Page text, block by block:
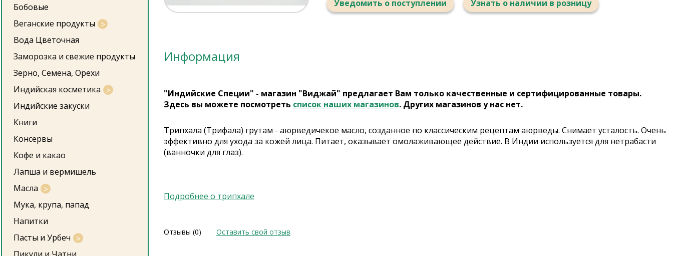
Бобовые
Веганские продукты
Вода Цветочная
Заморозка и свежие продукты
Зерно, Семена, Орехи
Индийская косметика
Индийские закуски
Книги
Консервы
Кофе и какао
Лапша и вермишель
Масла
Мука, крупа, папад
Напитки
Пасты и Урбеч
Уведомить о поступлении Узнать о наличии в розницу
Информация
"Индийские Специи" - магазин "Виджай" предлагает Вам только качественные и сертифицированные товары.
Здесь вы можете посмотреть список наших магазинов. Других магазинов у нас нет.
Трипхала (Трифала) грутам - аюрведичекое масло, созданное по классическим рецептам аюрведы. Снимает усталость. Очень
эффективно для ухода за кожей лица. Питает, оказывает омолаживающее действие. В Индии используется для нетрабасти
(ванночки для глаз).
Подробнее о трипхале
Отзывы (0) Оставить свой отзыв